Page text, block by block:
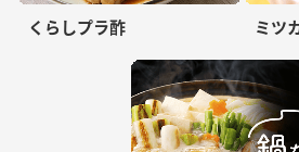
くらしプラ酢 ミツ